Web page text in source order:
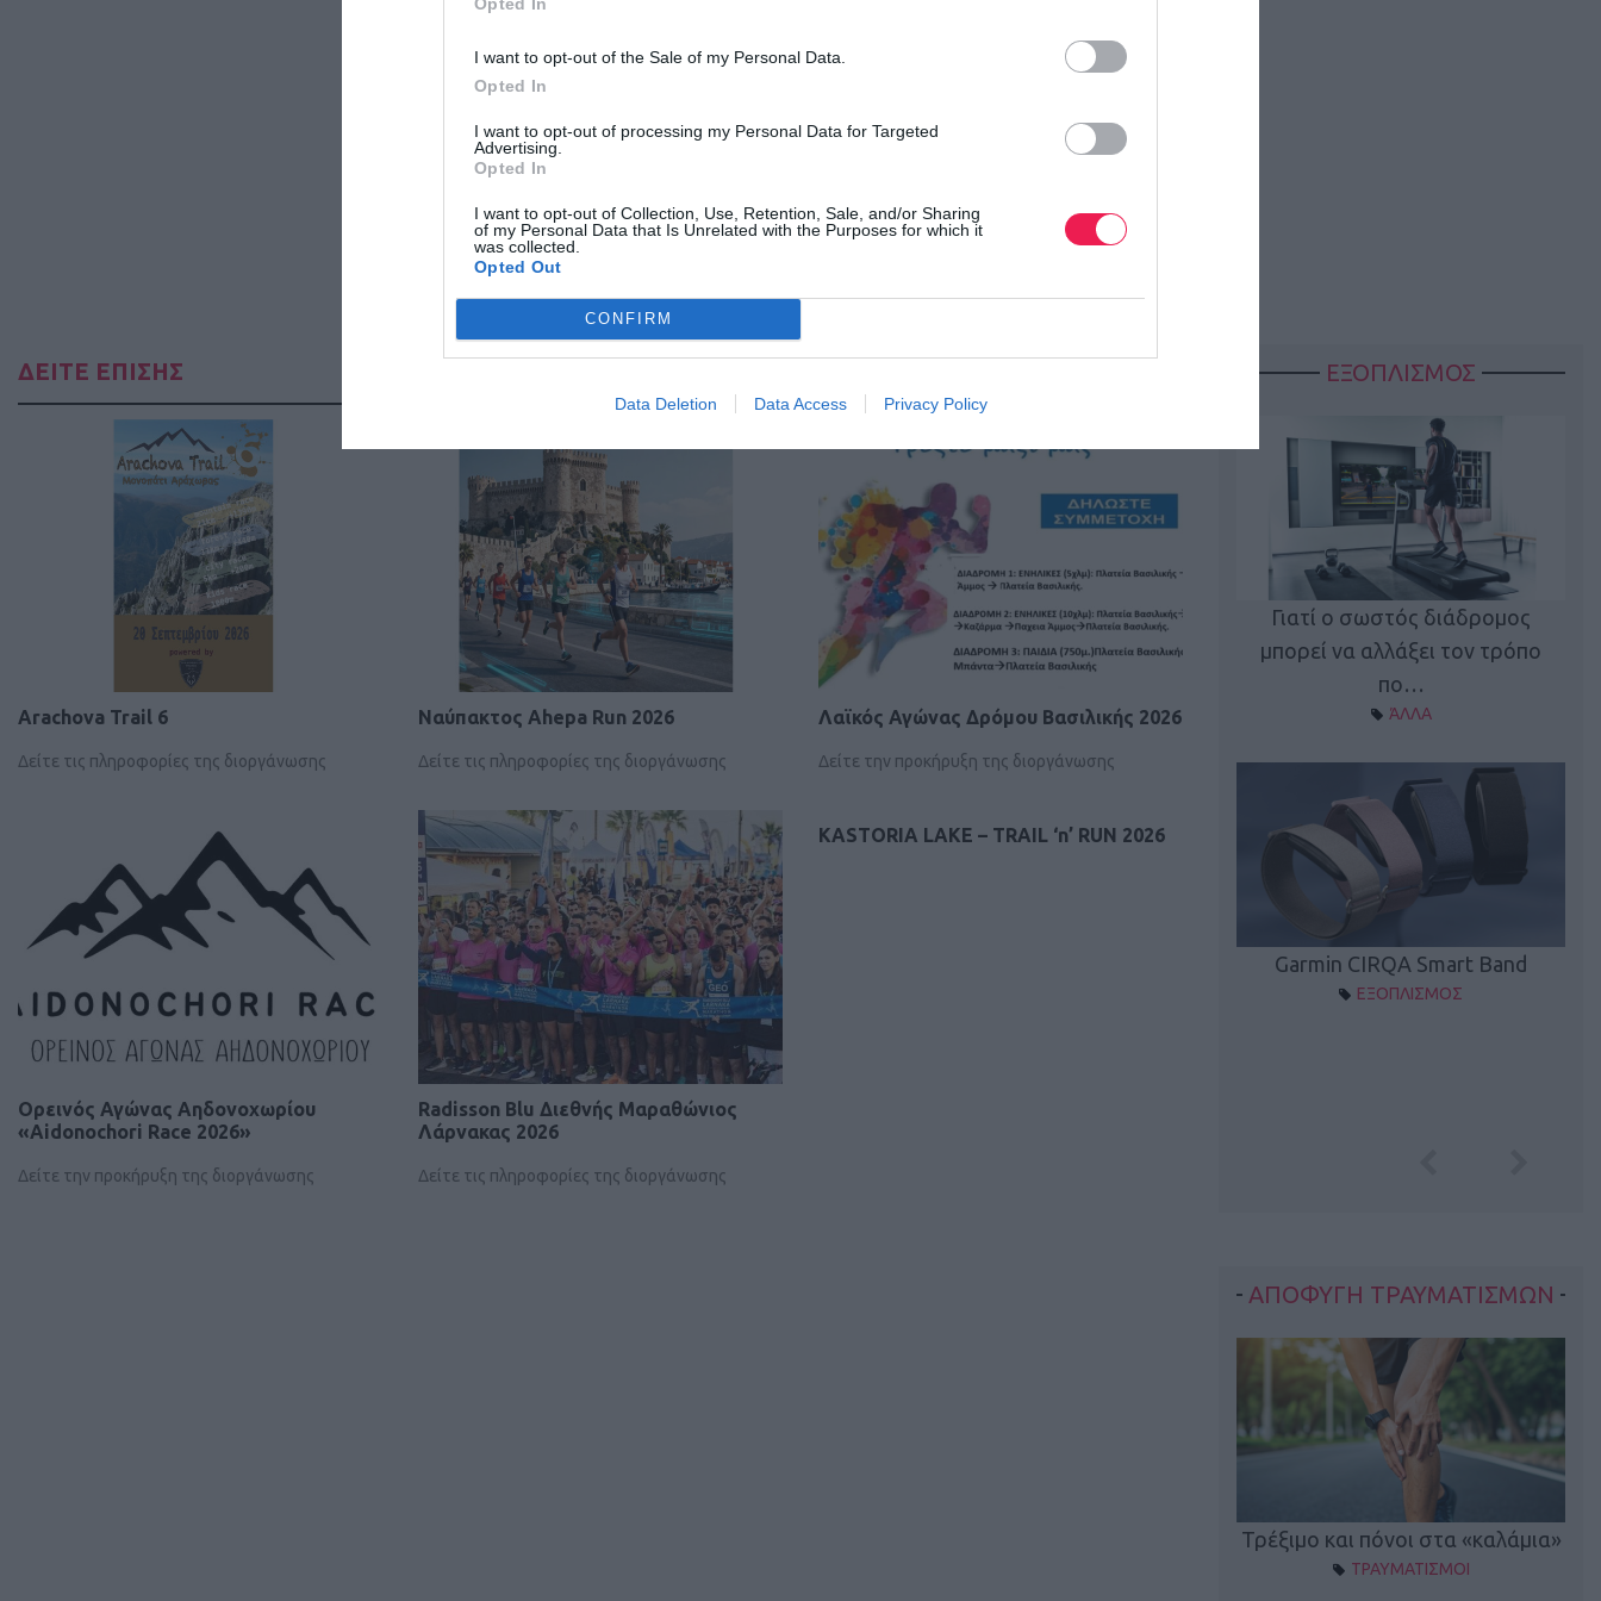
I want to opt-out of the Sale of my Personal Data.
Opted In
I want to opt-out of processing my Personal Data for Targeted
Advertising.
Opted In
I want to opt-out of Collection, Use, Retention, Sale, and/or Sharing
of my Personal Data that Is Unrelated with the Purposes for which it
was collected.
Opted Out
CONFIRM
Data Deletion Data Access Privacy Policy
ΔΕΙΤΕ ΕΠΙΣΗΣ
Arachova Trail 6
Δείτε τις πληροφορίες της διοργάνωσης
Ναύπακτος Ahepa Run 2026
Δείτε τις πληροφορίες της διοργάνωσης
Λαϊκός Αγώνας Δρόμου Βασιλικής 2026
Δείτε την προκήρυξη της διοργάνωσης
Ορεινός Αγώνας Αηδονοχωρίου
«Aidonochori Race 2026»
Δείτε την προκήρυξη της διοργάνωσης
Radisson Blu Διεθνής Μαραθώνιος
Λάρνακας 2026
Δείτε τις πληροφορίες της διοργάνωσης
KASTORIA LAKE – TRAIL ‘n’ RUN 2026
ΕΞΟΠΛΙΣΜΟΣ
Η Salomon αποκαλύπτει τη νέα
σειρά σορτς τρεξίματος Sen…
Γιατί ο σωστός διάδρομος
μπορεί να αλλάξει τον τρόπο
πο…
ΆΛΛΑ
Garmin CIRQA Smart Band
ΕΞΟΠΛΙΣΜΟΣ
ΑΠΟΦΥΓΗ ΤΡΑΥΜΑΤΙΣΜΩΝ
Τρέξιμο και πόνοι στα «καλάμια»
ΤΡΑΥΜΑΤΙΣΜΟΙ